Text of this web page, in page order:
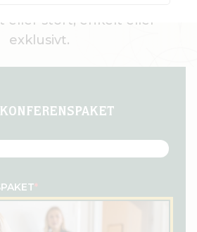
eller stort, enkelt eller
exklusivt.
KONFERENSPAKET
*